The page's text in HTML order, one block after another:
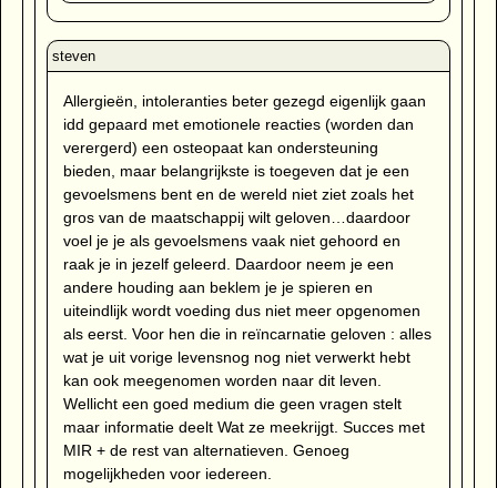
Allergieën, intoleranties beter gezegd eigenlijk gaan
idd gepaard met emotionele reacties (worden dan
verergerd) een osteopaat kan ondersteuning
bieden, maar belangrijkste is toegeven dat je een
gevoelsmens bent en de wereld niet ziet zoals het
gros van de maatschappij wilt geloven…daardoor
voel je je als gevoelsmens vaak niet gehoord en
raak je in jezelf geleerd. Daardoor neem je een
andere houding aan beklem je je spieren en
uiteindlijk wordt voeding dus niet meer opgenomen
als eerst. Voor hen die in reïncarnatie geloven : alles
wat je uit vorige levensnog nog niet verwerkt hebt
kan ook meegenomen worden naar dit leven.
Wellicht een goed medium die geen vragen stelt
maar informatie deelt Wat ze meekrijgt. Succes met
MIR + de rest van alternatieven. Genoeg
mogelijkheden voor iedereen.